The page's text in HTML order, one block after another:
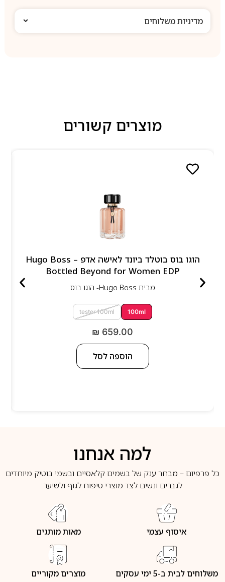
מדיניות משלוחים
מוצרים קשורים
הוגו בוס בוטלד ביונד לאישה אדפ – Hugo Boss
Bottled Beyond for Women EDP
מבית Hugo Boss- הוגו בוס
100ml
tester 100ml
₪ 659.00
הוספה לסל
למה אנחנו
כל פרפיום – מבחר ענק של בשמים קלאסיים ובשמי בוטיק מיוחדים
לגברים ונשים לצד מוצרי טיפוח לגוף ולשיער
איסוף עצמי מאות מותגים
משלוחים לבית ב-5 ימי עסקים מוצרים מקוריים